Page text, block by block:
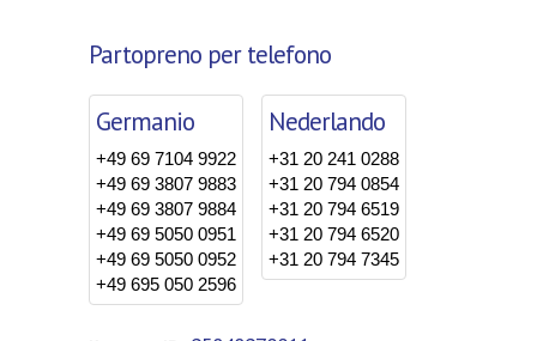
Partopreno per telefono
Germanio
+49 69 7104 9922
+49 69 3807 9883
+49 69 3807 9884
+49 69 5050 0951
+49 69 5050 0952
+49 695 050 2596
Nederlando
+31 20 241 0288
+31 20 794 0854
+31 20 794 6519
+31 20 794 6520
+31 20 794 7345